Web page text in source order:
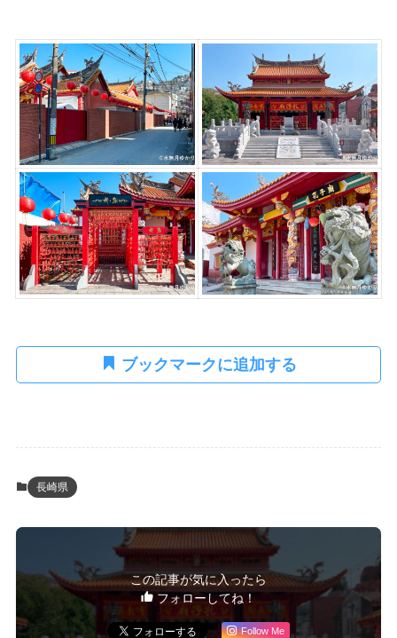
ブックマークに追加する
長崎県
この記事が気に入ったら
フォローしてね！
Follow Me